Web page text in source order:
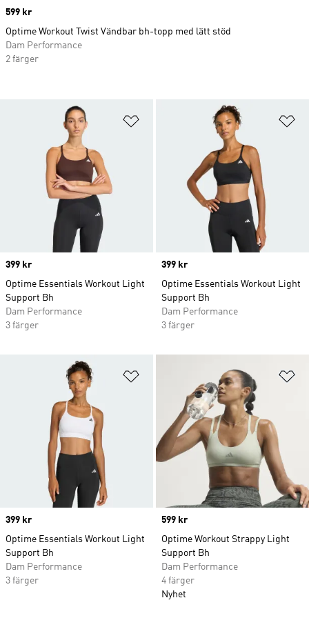
Lägg till på önskelistan
Price
399 kr
Optime Essentials Workout Light
Support Bh
Dam Performance
3 färger
Price
399 kr
Optime Essentials Workout Light
Support Bh
Dam Performance
3 färger
Lägg till på önskelistan
Price
399 kr
Optime Essentials Workout Light
Support Bh
Dam Performance
3 färger
Price
599 kr
Optime Workout Strappy Light
Support Bh
Dam Performance
4 färger
Nyhet
Price
599 kr
Optime Workout Twist Vändbar bh-topp med lätt stöd
Dam Performance
2 färger